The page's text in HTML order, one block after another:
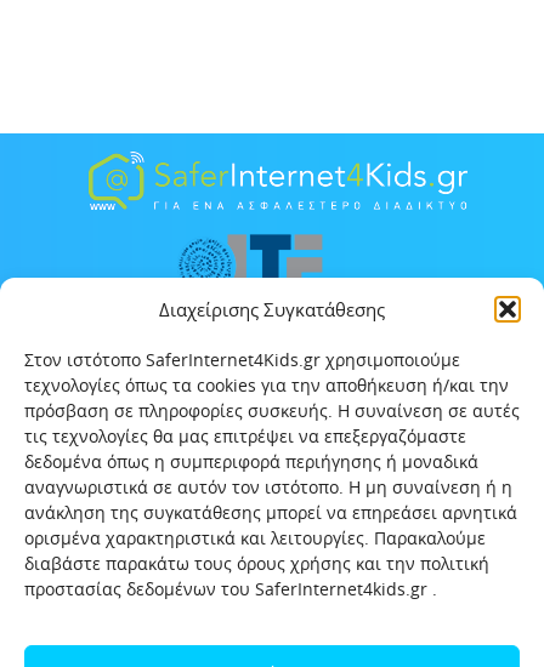
Διαχείρισης Συγκατάθεσης
Στον ιστότοπο SaferInternet4Kids.gr χρησιμοποιούμε
τεχνολογίες όπως τα cookies για την αποθήκευση ή/και την
πρόσβαση σε πληροφορίες συσκευής. Η συναίνεση σε αυτές
τις τεχνολογίες θα μας επιτρέψει να επεξεργαζόμαστε
δεδομένα όπως η συμπεριφορά περιήγησης ή μοναδικά
αναγνωριστικά σε αυτόν τον ιστότοπο. Η μη συναίνεση ή η
ανάκληση της συγκατάθεσης μπορεί να επηρεάσει αρνητικά
ορισμένα χαρακτηριστικά και λειτουργίες. Παρακαλούμε
διαβάστε παρακάτω τους όρους χρήσης και την πολιτική
προστασίας δεδομένων του SaferInternet4kids.gr .
Πολιτική προστασίας δεδομένων